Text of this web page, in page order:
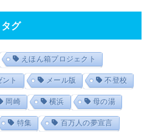
タグ
えほん箱プロジェクト
ト メール版 不登校
岡崎 横浜 母の湯
特集 百万人の夢宣言